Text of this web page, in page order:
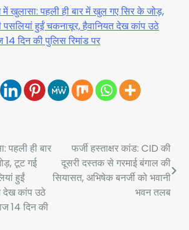
में खुलासा: पहली ही बार में खुल गए सिर के जोड़,
पसलियां हुईं चकनाचूर, हैवानियत देख कांप उठे
14 दिन की पुलिस रिमांड पर
पहली ही बार
टूट गई
हुईं
देख कांप उठे
14 दिन की
फर्जी हस्ताक्षर कांड: CID की
दूसरी दस्तक से गरमाई बंगाल की
सियासत, अभिषेक बनर्जी को भवानी
भवन तलब